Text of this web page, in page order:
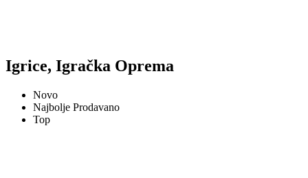
Igrice, Igračka Oprema
Novo
Najbolje Prodavano
Top